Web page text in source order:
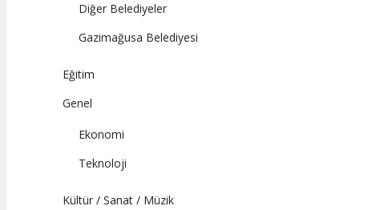
Diğer Belediyeler
Gazimağusa Belediyesi
Eğitim
Genel
Ekonomi
Teknoloji
Kültür / Sanat / Müzik